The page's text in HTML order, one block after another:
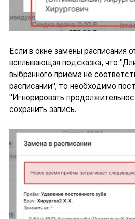
Если в окне замены расписания
всплывающая подсказка, что
выбранного приема не
расписании", то необходимо
"Игнорировать
сохранить запись.